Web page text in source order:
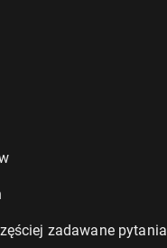
zadawane pytania